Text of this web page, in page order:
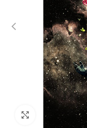
Click to enlarge